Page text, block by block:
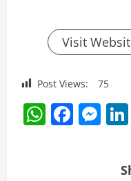
Visit
Post Views: 75